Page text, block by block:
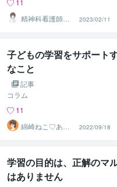
11
精神科看護師き
なこ♡
2023/02/11
子どもの学習をサポート
なこと
記事
コラム
11
綿崎ねこ♡あな
たの心と子育て
を応援し隊
2022/09/18
学習の目的は、正解のマ
はありません